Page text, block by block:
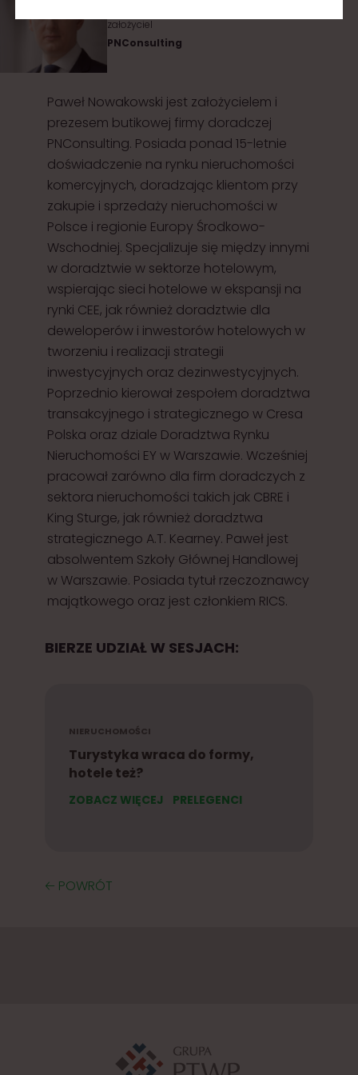
założyciel
PNConsulting
Paweł Nowakowski jest założycielem i
prezesem butikowej firmy doradczej
PNConsulting. Posiada ponad 15-letnie
doświadczenie na rynku nieruchomości
komercyjnych, doradzając klientom przy
zakupie i sprzedaży nieruchomości w
Polsce i regionie Europy Środkowo-
Wschodniej. Specjalizuje się między innymi
w doradztwie w sektorze hotelowym,
wspierając sieci hotelowe w ekspansji na
rynki CEE, jak również doradztwie dla
deweloperów i inwestorów hotelowych w
tworzeniu i realizacji strategii
inwestycyjnych oraz dezinwestycyjnych.
Poprzednio kierował zespołem doradztwa
transakcyjnego i strategicznego w Cresa
Polska oraz dziale Doradztwa Rynku
Nieruchomości EY w Warszawie. Wcześniej
pracował zarówno dla firm doradczych z
sektora nieruchomości takich jak CBRE i
King Sturge, jak również doradztwa
strategicznego A.T. Kearney. Paweł jest
absolwentem Szkoły Głównej Handlowej
w Warszawie. Posiada tytuł rzeczoznawcy
majątkowego oraz jest członkiem RICS.
BIERZE UDZIAŁ W SESJACH:
NIERUCHOMOŚCI
Turystyka wraca do formy,
hotele też?
ZOBACZ WIĘCEJ PRELEGENCI
🡠 POWRÓT